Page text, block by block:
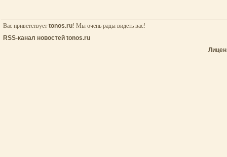
Вас приветствует tonos.ru! Мы очень рады видеть вас!
RSS-канал новостей tonos.ru